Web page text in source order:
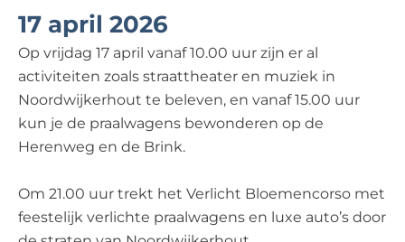
17 april 2026
Op vrijdag 17 april vanaf 10.00 uur zijn er al
activiteiten zoals straattheater en muziek in
Noordwijkerhout te beleven, en vanaf 15.00 uur
kun je de praalwagens bewonderen op de
Herenweg en de Brink.
Om 21.00 uur trekt het Verlicht Bloemencorso met
feestelijk verlichte praalwagens en luxe auto’s door